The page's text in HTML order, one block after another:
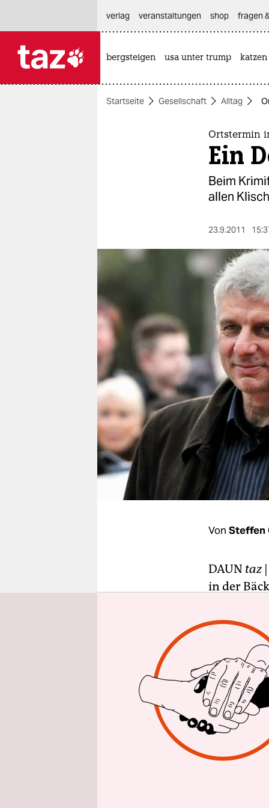
themen
berlin
nord
wahrheit
verlag
verlag
veranstaltungen
shop
fragen & hilfe
unterstützen
verlag
veranstaltungen shop fragen
bergsteigen usa unter trump katzen
Startseite Gesellschaft Alltag
Ortstermin
Ein
Beim
allen
23.9.2011
Von Steffen
DAUN taz
in der
nächsten
Beim
blutige
weiter
gut